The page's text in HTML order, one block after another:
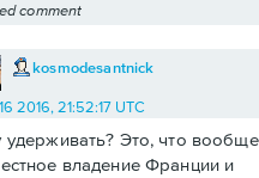
comment
kosmodesantnick
2016, 21:52:17 UTC
удерживать? Это, что вообще
владение Франции и